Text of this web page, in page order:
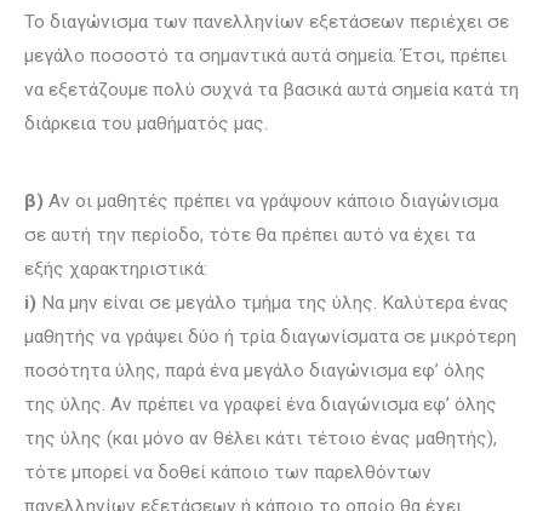
Το διαγώνισμα των πανελληνίων εξετάσεων περιέχει σε
μεγάλο ποσοστό τα σημα­ντικά αυτά σημεία. Έτσι, πρέπει
να εξετάζουμε πολύ συχνά τα βασικά αυτά σημεία κατά τη
διάρκεια του μαθήματός μας.
β) Αν οι μαθητές πρέπει να γράψουν κάποιο διαγώνισμα
σε αυτή την περίοδο, τότε θα πρέπει αυτό να έχει τα
εξής χαρακτηριστικά:
i) Να μην είναι σε μεγάλο τμήμα της ύλης. Καλύτερα ένας
μαθητής να γράψει δύο ή τρία διαγωνίσματα σε μικρότερη
ποσότητα ύλης, παρά ένα μεγάλο διαγώνισμα εφ’ όλης
της ύλης. Αν πρέπει να γραφεί ένα διαγώνισμα εφ’ όλης
της ύλης (και μόνο αν θέλει κάτι τέτοιο ένας μαθητής),
τότε μπορεί να δοθεί κάποιο των παρελθόντων
πανελληνίων εξετάσεων ή κάποιο το οποίο θα έχει